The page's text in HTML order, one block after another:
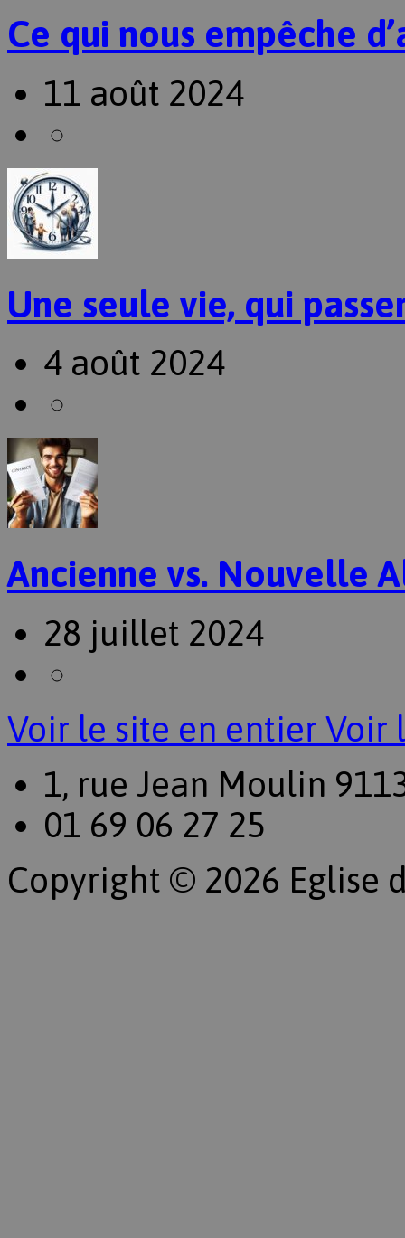
Ce qui nous empêche
11 août 2024
Une seule vie, qui
4 août 2024
Ancienne vs. Nouvelle
28 juillet 2024
Voir le site en entier Voir
1, rue Jean Moulin
01 69 06 27 25
Copyright © 2026 Eglise